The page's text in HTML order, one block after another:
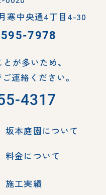
寒中央通4丁目4-30
7978
が多いため、
連絡ください。
4317
坂本庭園について
料金について
施工実績